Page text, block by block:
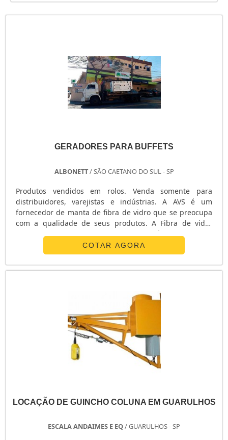
GERADORES PARA BUFFETS
ALBONETT/ SÃO CAETANO DO SUL - SP
Produtos vendidos em rolos. Venda somente para
distribuidores, varejistas e indústrias. A AVS é um
fornecedor de manta de fibra de vidro que se preocupa
com a qualidade de seus produtos. A Fibra de vidro
consiste basicamente em um tipo de plástico reforçado
largamente utilizado nas mais diversas aplicações.
Vantagens: - Alta resistência mecânica; - Durabilidade -
Conserva suas propriedades mecânicas ao longo do
COTAR AGORA
LOCAÇÃO DE GUINCHO COLUNA EM GUARULHOS
ESCALA ANDAIMES E EQ/ GUARULHOS - SP